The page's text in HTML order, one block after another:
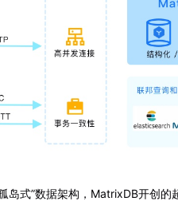
岛式”数据架构，MatrixDB开创的